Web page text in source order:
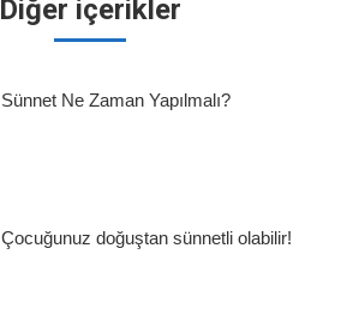
Diğer içerikler
Sünnet Ne Zaman Yapılmalı?
Çocuğunuz doğuştan sünnetli olabilir!